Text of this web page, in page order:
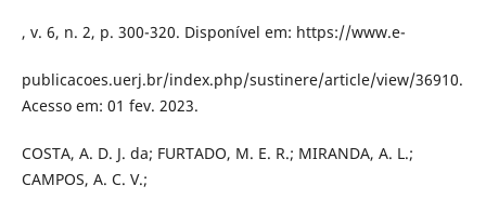
, v. 6, n. 2, p. 300-320. Disponível em: https://www.e-
publicacoes.uerj.br/index.php/sustinere/article/view/36910.
Acesso em: 01 fev. 2023.
COSTA, A. D. J. da; FURTADO, M. E. R.; MIRANDA, A. L.;
CAMPOS, A. C. V.;